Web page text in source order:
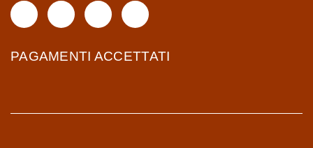
PAGAMENTI ACCETTATI